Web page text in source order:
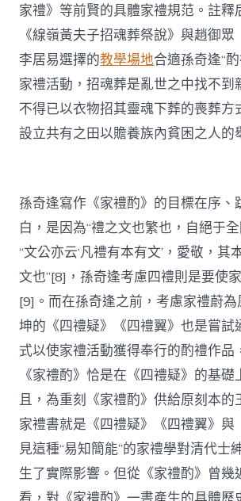
家禮》等前賢的具體家禮規范。註釋
《線嶺黃夫子招魂葬祭說》與趙御
李居易選擇的教學場地合適孫奇逢“
家禮活動，招魂葬是亂世之中找不到
不得已以衣物招其靈魂下葬的喪葬方
設立共有之田以贍養族內貧困之人的
孫奇逢寫作《家禮酌》的目標在序、
白，是因為“禮之文也繁也，自絕于全
“文公亦云‘凡禮有本有文’，愛敬，其
文也”[8]，孫奇逢考慮四禮則是要使
[9]。而在孫奇逢之前，考慮家禮蔚
坤的《四禮疑》《四禮翼》也是嘗試
式以使家禮活動獲得奉行的酌禮作品
《家禮酌》恰是在《四禮疑》的基礎
且，為重刻《家禮酌》供給原刻本的
家禮書就是《四禮疑》《四禮翼》與
見這種“易知簡能”的家禮學對清代士
生了實際影響。但從《家禮酌》曾幾